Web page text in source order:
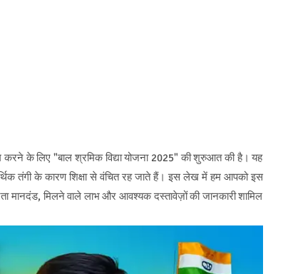
के लिए "बाल श्रमिक विद्या योजना 2025" की शुरुआत की है। यह
तंगी के कारण शिक्षा से वंचित रह जाते हैं। इस लेख में हम आपको इस
मानदंड, मिलने वाले लाभ और आवश्यक दस्तावेज़ों की जानकारी शामिल